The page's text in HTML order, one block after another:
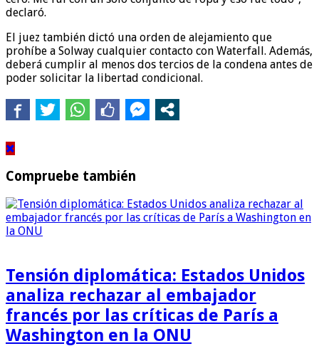
declaró.
El juez también dictó una orden de alejamiento que
prohíbe a Solway cualquier contacto con Waterfall. Además,
deberá cumplir al menos dos tercios de la condena antes de
poder solicitar la libertad condicional.
Compruebe también
Tensión diplomática: Estados Unidos
analiza rechazar al embajador
francés por las críticas de París a
Washington en la ONU